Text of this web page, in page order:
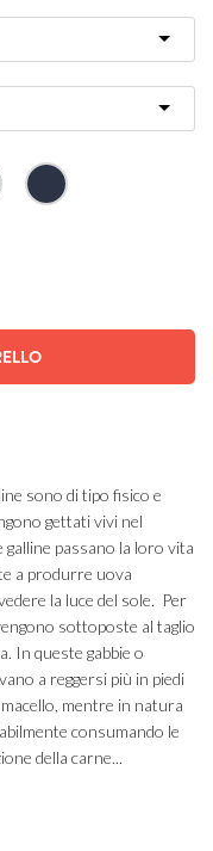
sono di tipo fisico e
gettati vivi nel
passano la loro vita
a produrre uova
la luce del sole. Per
sottoposte al taglio
In queste gabbie o
a reggersi più in piedi
mentre in natura
consumando le
della carne...